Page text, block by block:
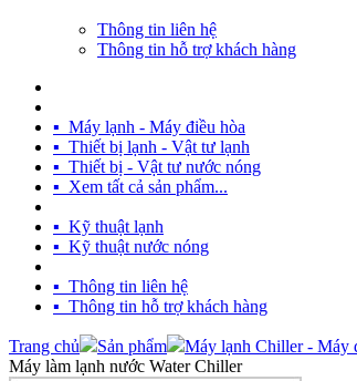
Thông tin liên hệ
Thông tin hỗ trợ khách hàng
▪ Máy lạnh - Máy điều hòa
▪ Thiết bị lạnh - Vật tư lạnh
▪ Thiết bị - Vật tư nước nóng
▪ Xem tất cả sản phẩm...
▪ Kỹ thuật lạnh
▪ Kỹ thuật nước nóng
▪ Thông tin liên hệ
▪ Thông tin hỗ trợ khách hàng
Trang chủ Sản phẩm Máy lạnh Chiller - Máy
Máy làm lạnh nước Water Chiller